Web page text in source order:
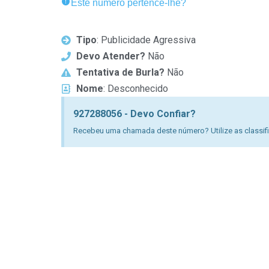
Este número pertence-lhe?
Tipo: Publicidade Agressiva
Devo Atender? Não
Tentativa de Burla? Não
Nome: Desconhecido
927288056 - Devo Confiar?
Recebeu uma chamada deste número? Utilize as